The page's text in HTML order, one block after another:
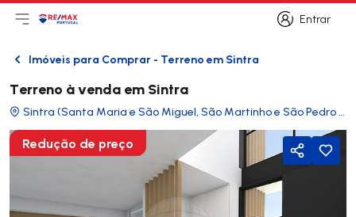
Entrar
Entrar
Abri menu principal
LogoIr para página inicial
VoltarImóveis para Comprar - Terreno em Sintra
Terreno à venda em Sintra
Sintra (Santa Maria e São Miguel, São Martinho e São Pedro de Penaferrim)
Redução de preço
Partilhar